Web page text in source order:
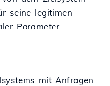
seine legitimen
Parameter
mit Anfragen